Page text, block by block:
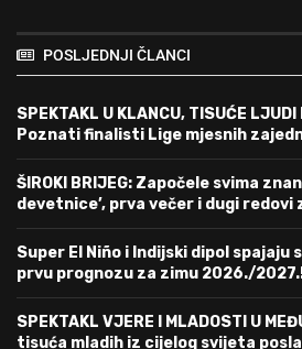
POSLJEDNJI ČLANCI
SPEKTAKL U KLANCU, TISUĆE
Poznati finalisti Lige mjesnih
ŠIROKI BRIJEG: Započele svima
devetnice’, prva večer i dugi redovi
Super El Niño i Indijski dipol spajaju
prvu prognozu za zimu 2026./
SPEKTAKL VJERE I MLADOSTI U
tisuća mladih iz cijelog svijeta